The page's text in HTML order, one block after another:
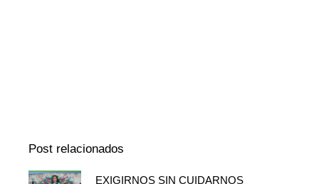
Pódcast
Post relacionados
EXIGIRNOS SIN CUIDARNOS
PáginaPágina
Página